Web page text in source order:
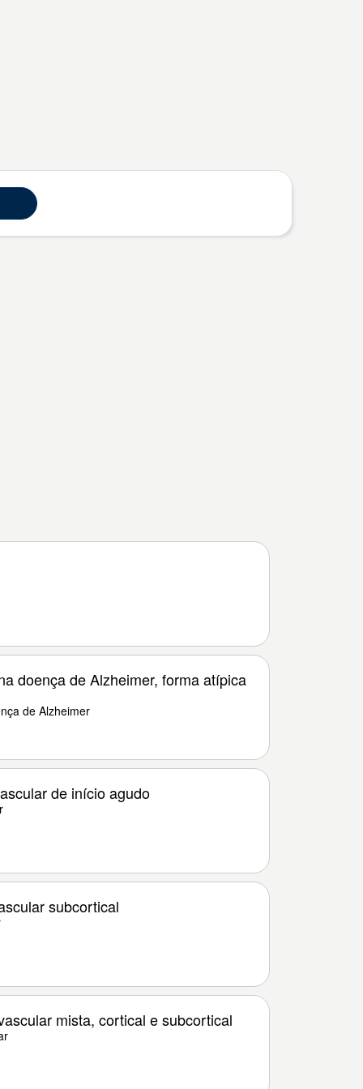
doença de Alzheimer, forma atípica
de Alzheimer
de início agudo
subcortical
mista, cortical e subcortical